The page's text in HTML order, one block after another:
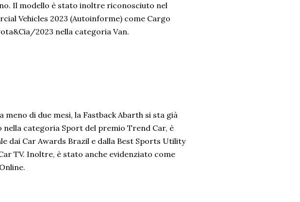
Il modello è stato inoltre riconosciuto nel
Vehicles 2023 (Autoinforme) come Cargo
2023 nella categoria Van.
di due mesi, la Fastback Abarth si sta già
categoria Sport del premio Trend Car, è
dai Car Awards Brazil e dalla Best Sports Utility
TV. Inoltre, è stato anche evidenziato come